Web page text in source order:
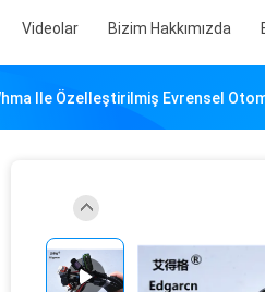
Videolar Bizim Hakkımızda
Ile Özelleştirilmiş Evrensel